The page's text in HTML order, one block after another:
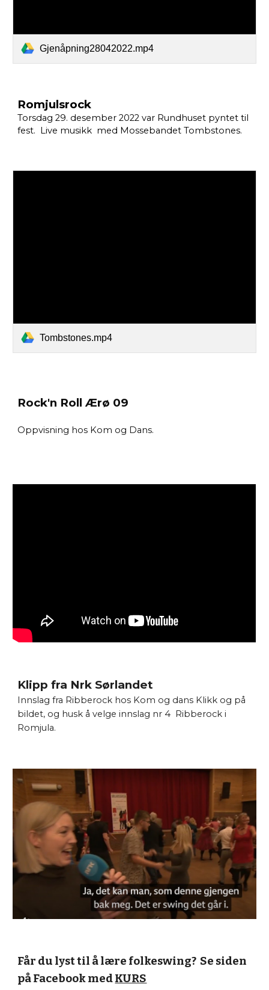
Gjenåpning28042022.mp4
Romjulsrock
Torsdag 29. desember 2022 var Rundhuset pyntet til
fest. Live musikk med Mossebandet Tombstones.
Tombstones.mp4
Rock'n Roll Ærø 09
Oppvisning hos Kom og Dans.
Klipp fra Nrk Sørlandet
Innslag fra Ribberock hos Kom og dans Klikk og på
bildet, og husk å velge innslag nr 4 Ribberock i
Romjula.
Får du lyst til å lære folkeswing? Se siden
på Facebook medKURS